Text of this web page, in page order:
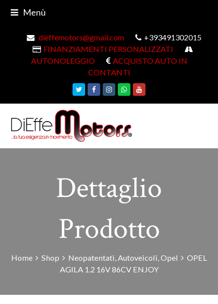
Menù
dieffemotors@gmail.com
+393491302015
FINANZIAMENTI PERSONALIZZATI
AUTONOLEGGIO
ACQUISTO AUTO IN
CONTANTI
TwitterFacebookInstagram
Whatsapp
Youtube
Dettaglio
Prodotto
Home Shop Neopatentati,Autoveicoli,Opel
OPEL
AGILA 1.2 16V 86CV ENJOY